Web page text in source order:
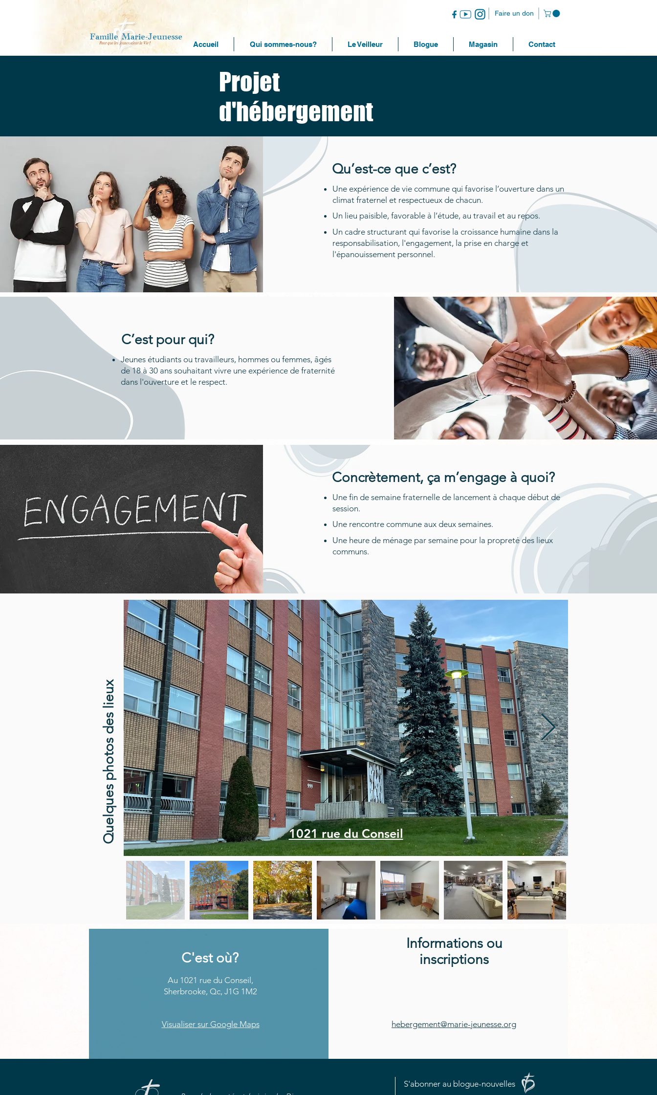
Faire un don
Accueil Qui sommes-nous? Le Veilleur Blogue Magasin Contact
Projet
d'hébergement
Qu’est-ce que c’est?
Une expérience de vie commune qui favorise l’ouverture dans un
climat fraternel et respectueux de chacun.
Un lieu paisible, favorable à l’étude, au travail et au repos.
Un cadre structurant qui favorise la croissance humaine dans la
responsabilisation, l'engagement, la prise en charge et
l'épanouissement personnel.
C’est pour qui?
Jeunes étudiants ou travailleurs, hommes ou femmes, âgés
de 18 à 30 ans souhaitant vivre une expérience de fraternité
dans l'ouverture et le respect.
Concrètement, ça m’engage à quoi?
Une fin de semaine fraternelle de lancement à chaque début de
session.
Une rencontre commune aux deux semaines.
Une heure de ménage par semaine pour la propreté des lieux
communs.
Quelques photos des lieux 1021 rue du Conseil
C'est où?
Au 1021 rue du Conseil,
Sherbrooke, Qc, J1G 1M2
Visualiser sur Google Maps
Informations ou
inscriptions
hebergement@marie-jeunesse.org
S'abonner au blogue-nouvelles